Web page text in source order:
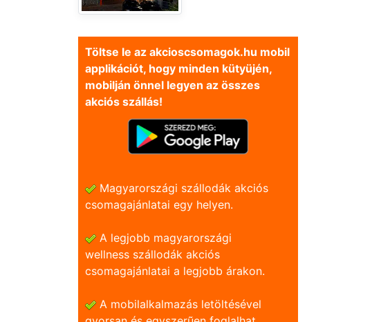
Töltse le az akcioscsomagok.hu mobil
applikációt, hogy minden kütyüjén,
mobilján önnel legyen az összes
akciós szállás!
Magyarországi szállodák akciós
csomagajánlatai egy helyen.
A legjobb magyarországi
wellness szállodák akciós
csomagajánlatai a legjobb árakon.
A mobilalkalmazás letöltésével